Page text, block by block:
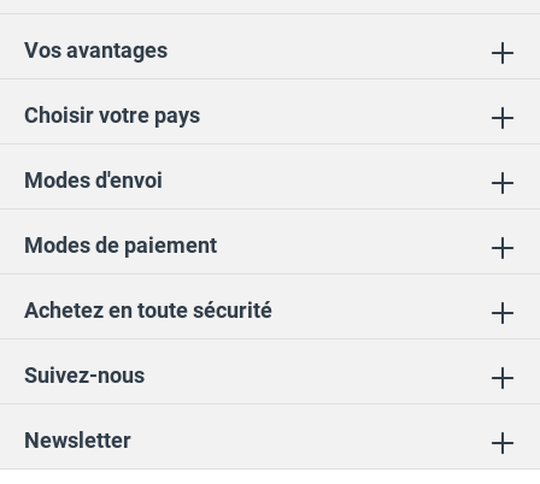
Suivez-nous
Vos avantages
Choisir votre pays
Achetez en toute sécurité
Newsletter
Modes de paiement
Modes d'envoi